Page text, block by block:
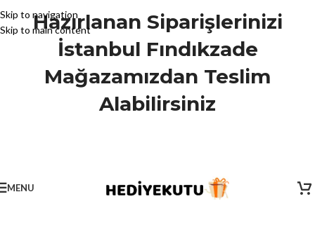
Skip to navigation
Skip to main content
Hazırlanan Siparişlerinizi
İstanbul Fındıkzade
Mağazamızdan Teslim
Alabilirsiniz
MENU